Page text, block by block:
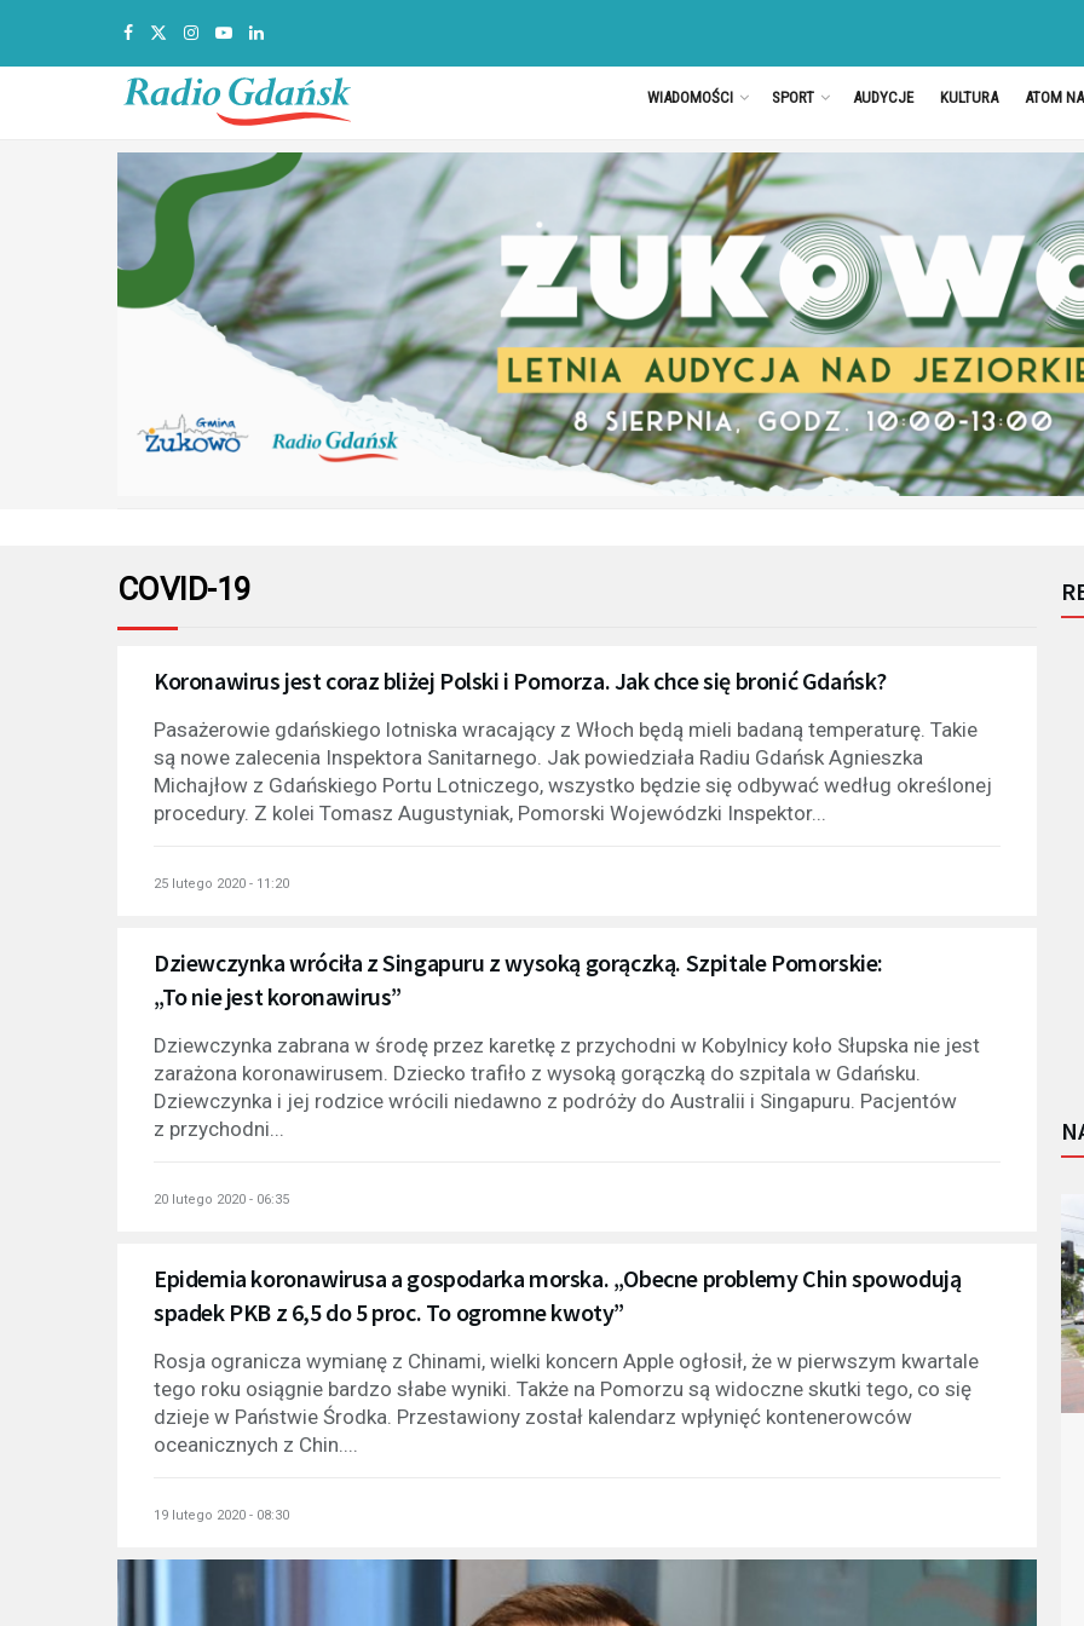
WIADOMOŚCI SPORT AUDYCJE KULTURA ATOM
COVID-19
Koronawirus jest coraz bliżej Polski i Pomorza. Jak chce się bronić Gdańsk?
Pasażerowie gdańskiego lotniska wracający z Włoch będą mieli badaną temperaturę. Takie
są nowe zalecenia Inspektora Sanitarnego. Jak powiedziała Radiu Gdańsk Agnieszka
Michajłow z Gdańskiego Portu Lotniczego, wszystko będzie się odbywać według określonej
procedury. Z kolei Tomasz Augustyniak, Pomorski Wojewódzki Inspektor...
25 lutego 2020 - 11:20
Dziewczynka wróciła z Singapuru z wysoką gorączką. Szpitale Pomorskie:
„To nie jest koronawirus”
Dziewczynka zabrana w środę przez karetkę z przychodni w Kobylnicy koło Słupska nie jest
zarażona koronawirusem. Dziecko trafiło z wysoką gorączką do szpitala w Gdańsku.
Dziewczynka i jej rodzice wrócili niedawno z podróży do Australii i Singapuru. Pacjentów
z przychodni...
20 lutego 2020 - 06:35
Epidemia koronawirusa a gospodarka morska. „Obecne problemy Chin spowodują
spadek PKB z 6,5 do 5 proc. To ogromne kwoty”
Rosja ogranicza wymianę z Chinami, wielki koncern Apple ogłosił, że w pierwszym kwartale
tego roku osiągnie bardzo słabe wyniki. Także na Pomorzu są widoczne skutki tego, co się
dzieje w Państwie Środka. Przestawiony został kalendarz wpłynięć kontenerowców
oceanicznych z Chin....
19 lutego 2020 - 08:30